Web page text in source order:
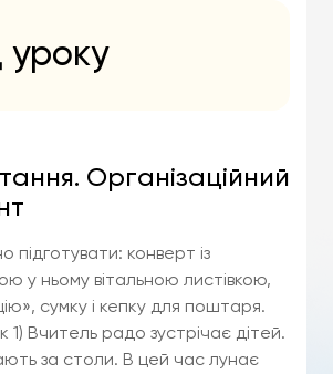
уроку
Організаційний
підготувати: конверт із
у ньому вітальною листівкою,
сумку і кепку для поштаря.
1) Вчитель радо зустрічає дітей.
за столи. В цей час лунає